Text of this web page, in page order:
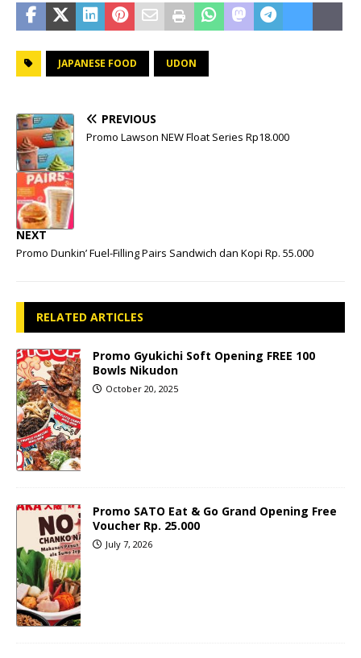
JAPANESE FOOD UDON
PREVIOUS
Promo Lawson NEW Float Series Rp18.000
NEXT
Promo Dunkin’ Fuel-Filling Pairs Sandwich dan Kopi Rp. 55.000
RELATED ARTICLES
Promo Gyukichi Soft Opening FREE 100
Bowls Nikudon
October 20, 2025
Promo SATO Eat & Go Grand Opening Free
Voucher Rp. 25.000
July 7, 2026